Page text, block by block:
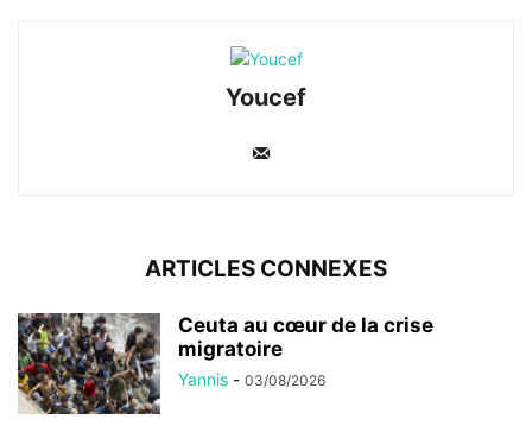
Youcef
ARTICLES CONNEXES
Ceuta au cœur de la crise
migratoire
Yannis - 03/08/2026